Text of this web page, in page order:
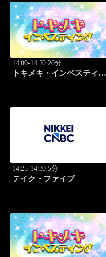
14:00-14:20 20分
トキメキ・インベスティン
14:25-14:30 5分
テイク・ファイブ